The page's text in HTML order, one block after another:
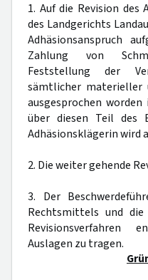
1. Auf die Revision
des Landgerichts
Adhäsionsanspruch
Zahlung von
Feststellung der
sämtlicher materieller
ausgesprochen
über diesen Teil des
Adhäsionsklägerin wird
2. Die weiter gehende
3. Der
Rechtsmittels und
Revisionsverfahren
Auslagen zu tragen.